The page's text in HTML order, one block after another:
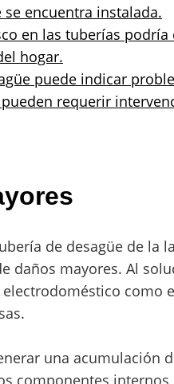
encuentra instalada.
en las tuberías
hogar.
puede indicar
requerir
de desagüe de la
daños mayores. Al
como
una acumulación
componentes